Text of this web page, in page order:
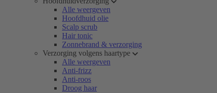
Alle weergeven
Hoofdhuid olie
Scalp scrub
Hair tonic
Zonnebrand & verzorging
Verzorging volgens haartype
Alle weergeven
Anti-frizz
Anti-roos
Droog haar